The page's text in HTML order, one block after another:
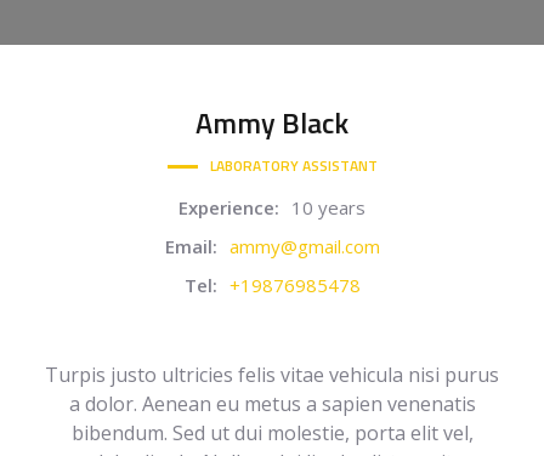
Ammy Black
LABORATORY ASSISTANT
Experience: 10 years
Email: ammy@gmail.com
Tel: +19876985478
Turpis justo ultricies felis vitae vehicula nisi purus
a dolor. Aenean eu metus a sapien venenatis
bibendum. Sed ut dui molestie, porta elit vel,